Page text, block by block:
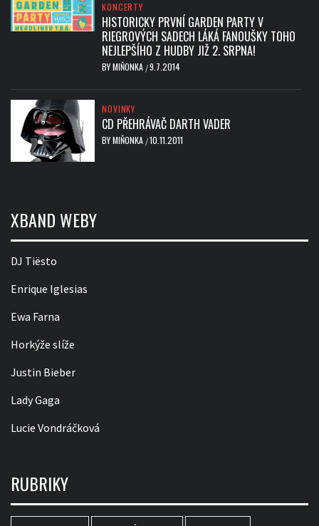
KONCERTY
HISTORICKY PRVNÍ GARDEN PARTY V
RIEGROVÝCH SADECH LÁKÁ FANOUŠKY TOHO
NEJLEPŠÍHO Z HUDBY JIŽ 2. SRPNA!
BYMIŇONKA /9.7.2014
NOVINKY
CD PŘEHRÁVAČ DARTH VADER
BYMIŇONKA /10.11.2011
XBAND WEBY
DJ Tiësto
Enrique Iglesias
Ewa Farna
Horkýže slíže
Justin Bieber
Lady Gaga
Lucie Vondráčková
RUBRIKY